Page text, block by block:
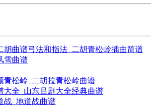
胡曲谱弓法和指法_二胡青松岭插曲简谱
雪曲谱
青松岭_二胡拉青松岭曲谱
大全_山东吕剧大全经典曲谱
战_地道战曲谱